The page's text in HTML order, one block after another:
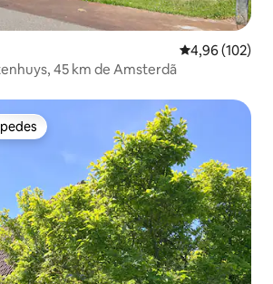
4,96 de uma
4,96 (102)
45 km de Amsterdã